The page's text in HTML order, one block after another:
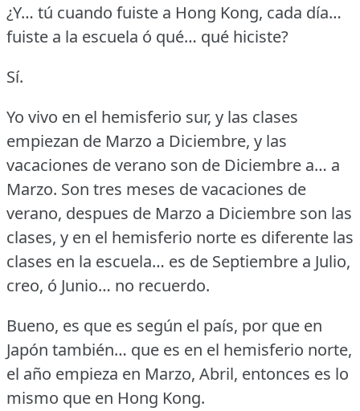
¿Y… tú cuando fuiste a Hong Kong, cada día…
fuiste a la escuela ó qué… qué hiciste?
Sí.
Yo vivo en el hemisferio sur, y las clases
empiezan de Marzo a Diciembre, y las
vacaciones de verano son de Diciembre a… a
Marzo. Son tres meses de vacaciones de
verano, despues de Marzo a Diciembre son las
clases, y en el hemisferio norte es diferente las
clases en la escuela… es de Septiembre a Julio,
creo, ó Junio… no recuerdo.
Bueno, es que es según el país, por que en
Japón también… que es en el hemisferio norte,
el año empieza en Marzo, Abril, entonces es lo
mismo que en Hong Kong.